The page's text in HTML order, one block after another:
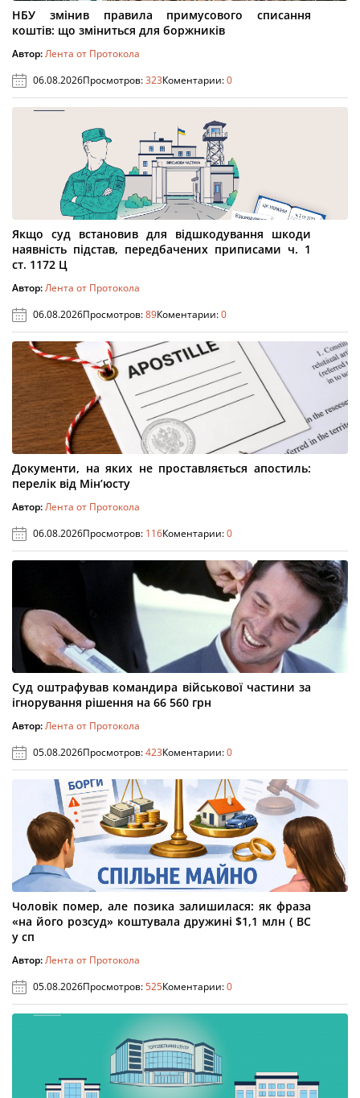
НБУ змінив правила примусового списання
коштів: що зміниться для боржників
Автор:Лента от Протокола
06.08.2026Просмотров:323Коментарии:0
Якщо суд встановив для відшкодування шкоди
наявність підстав, передбачених приписами ч. 1
ст. 1172 Ц
Автор:Лента от Протокола
06.08.2026Просмотров:89Коментарии:0
Документи, на яких не проставляється апостиль:
перелік від Мін’юсту
Автор:Лента от Протокола
06.08.2026Просмотров: 116Коментарии:0
Суд оштрафував командира військової частини за
ігнорування рішення на 66 560 грн
Автор:Лента от Протокола
05.08.2026Просмотров:423Коментарии:0
Чоловік помер, але позика залишилася: як фраза
«на його розсуд» коштувала дружині $1,1 млн ( ВС
у сп
Автор:Лента от Протокола
05.08.2026Просмотров:525Коментарии:0